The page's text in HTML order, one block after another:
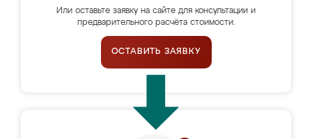
Или оставьте заявку на сайте для консультации и
предварительного расчёта стоимости.
ОСТАВИТЬ ЗАЯВКУ